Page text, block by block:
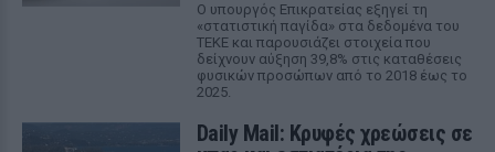
Ο υπουργός Επικρατείας εξηγεί τη
«στατιστική παγίδα» στα δεδομένα του
ΤΕΚΕ και παρουσιάζει στοιχεία που
δείχνουν αύξηση 39,8% στις καταθέσεις
φυσικών προσώπων από το 2018 έως το
2025.
Daily Mail: Κρυφές χρεώσεις σε